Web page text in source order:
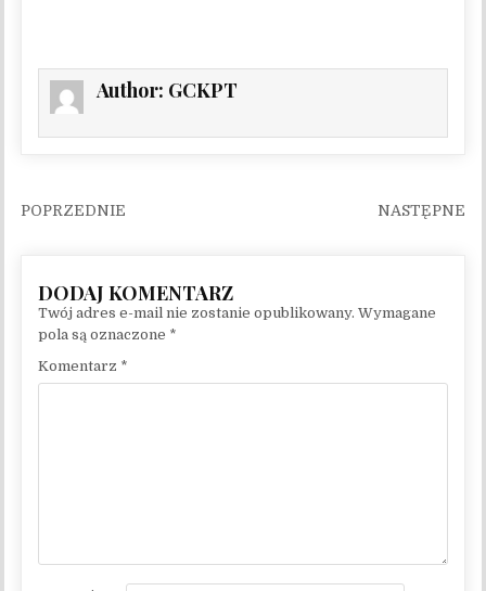
Author: GCKPT
Nawigacja wpisu
Twój adres e-mail nie zostanie opublikowany. Wymagane
pola są oznaczone *
Komentarz *